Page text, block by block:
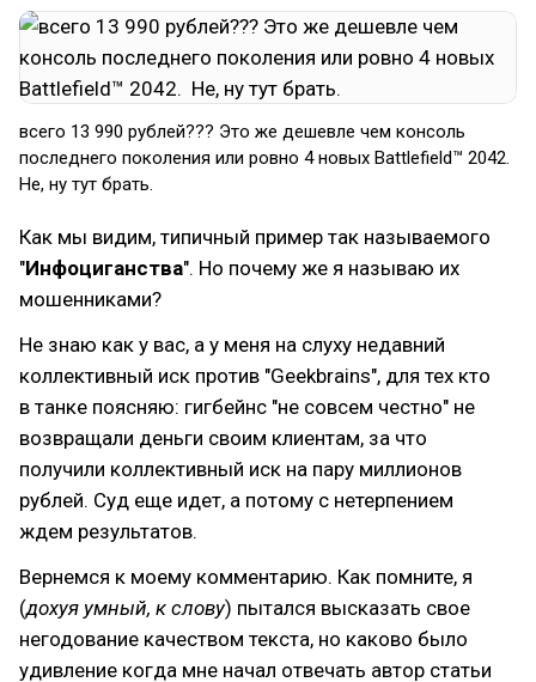
всего 13 990 рублей??? Это же дешевле чем консоль
последнего поколения или ровно 4 новых Battlefield™ 2042.
Не, ну тут брать.
Как мы видим, типичный пример так называемого
"Инфоциганства". Но почему же я называю их
мошенниками?
Не знаю как у вас, а у меня на слуху недавний
коллективный иск против "Geekbrains", для тех кто
в танке поясняю: гигбейнс "не совсем честно" не
возвращали деньги своим клиентам, за что
получили коллективный иск на пару миллионов
рублей. Суд еще идет, а потому с нетерпением
ждем результатов.
Вернемся к моему комментарию. Как помните, я
(дохуя умный, к слову) пытался высказать свое
негодование качеством текста, но каково было
удивление когда мне начал отвечать автор статьи